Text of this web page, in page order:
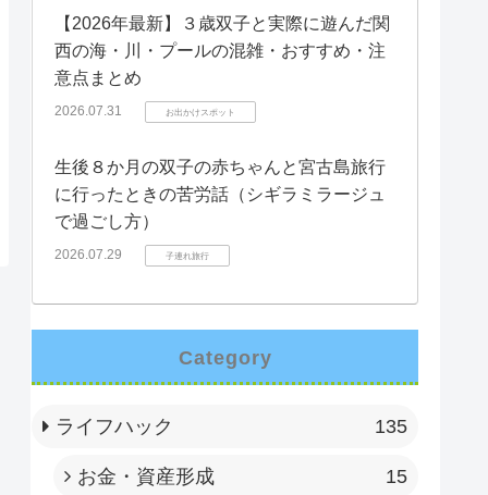
【2026年最新】３歳双子と実際に遊んだ関
西の海・川・プールの混雑・おすすめ・注
意点まとめ
2026.07.31 お出かけスポット
生後８か月の双子の赤ちゃんと宮古島旅行
に行ったときの苦労話（シギラミラージュ
で過ごし方）
2026.07.29 子連れ旅行
Category
ライフハック 135
お金・資産形成 15